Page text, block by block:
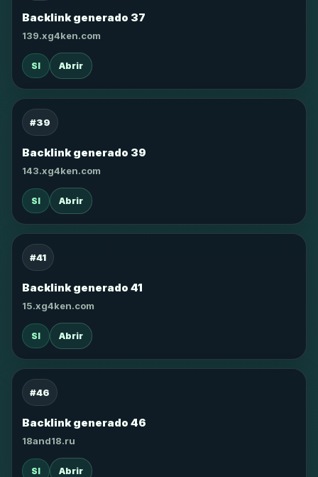
Backlink generado 37
139.xg4ken.com
SI Abrir
#39
Backlink generado 39
143.xg4ken.com
SI Abrir
#41
Backlink generado 41
15.xg4ken.com
SI Abrir
#46
Backlink generado 46
18and18.ru
SI Abrir